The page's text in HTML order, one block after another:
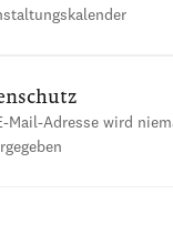
Mail-Adresse wird